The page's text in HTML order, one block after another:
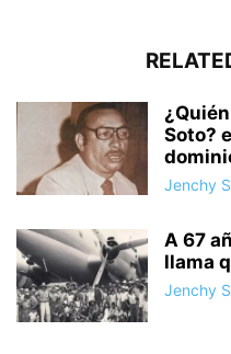
Soto?
Jenchy
A 67
llama
Jenchy